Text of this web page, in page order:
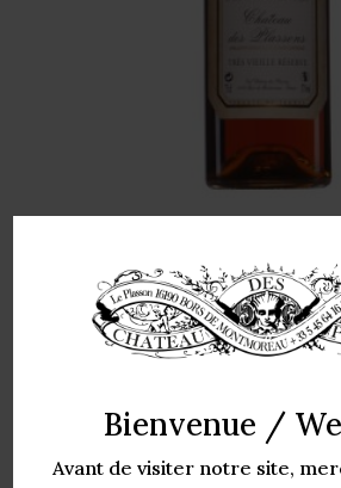
Bienvenue /
Avant de visiter notre site,